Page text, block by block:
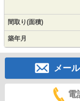
間取り(面積)
築年月
メー
電